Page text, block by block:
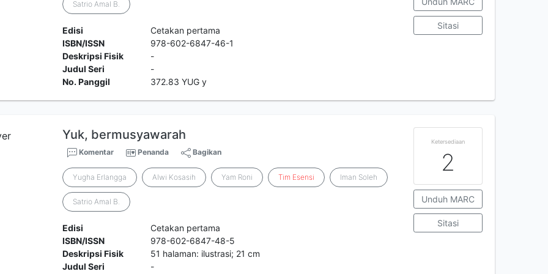
Satrio Amal B.
Edisi
Cetakan pertama
ISBN/ISSN
978-602-6847-46-1
Deskripsi Fisik
-
Judul Seri
-
No. Panggil
372.83 YUG y
Sitasi
Yuk, bermusyawarah
Komentar Penanda Bagikan
Yugha Erlangga Alwi Kosasih Yam Roni Tim Esensi Iman Soleh
Satrio Amal B.
Edisi
Cetakan pertama
ISBN/ISSN
978-602-6847-48-5
Deskripsi Fisik
51 halaman: ilustrasi; 21 cm
Judul Seri
-
Ketersediaan
2
Unduh MARC
Sitasi